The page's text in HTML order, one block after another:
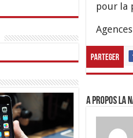
pour la
Agences
Parteger
A propos LA